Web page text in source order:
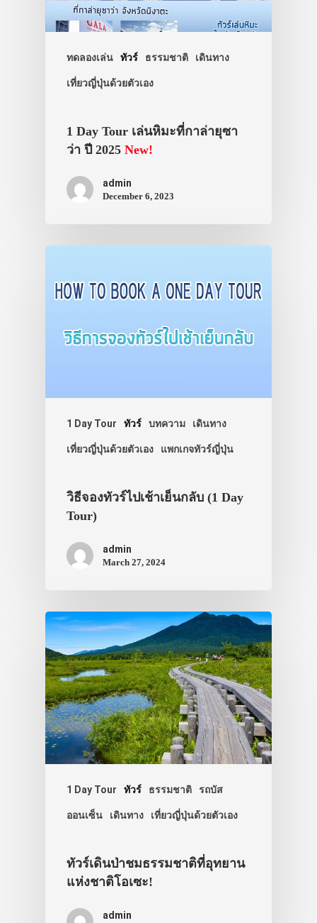
ทดลองเล่น ทัวร์ ธรรมชาติ เดินทาง
เที่ยวญี่ปุ่นด้วยตัวเอง
1 Day Tour เล่นหิมะที่กาล่ายุซา
ว่า ปี 2025 New!
admin
December 6, 2023
1 Day Tour ทัวร์ บทความ เดินทาง
เที่ยวญี่ปุ่นด้วยตัวเอง แพกเกจทัวร์ญี่ปุ่น
วิธีจองทัวร์ไปเช้าเย็นกลับ (1 Day
Tour)
admin
March 27, 2024
1 Day Tour ทัวร์ ธรรมชาติ รถบัส
ออนเซ็น เดินทาง เที่ยวญี่ปุ่นด้วยตัวเอง
ทัวร์เดินป่าชมธรรมชาติที่อุทยาน
แห่งชาติโอเซะ!
admin
ทัวร์
ภาพประทับใจ